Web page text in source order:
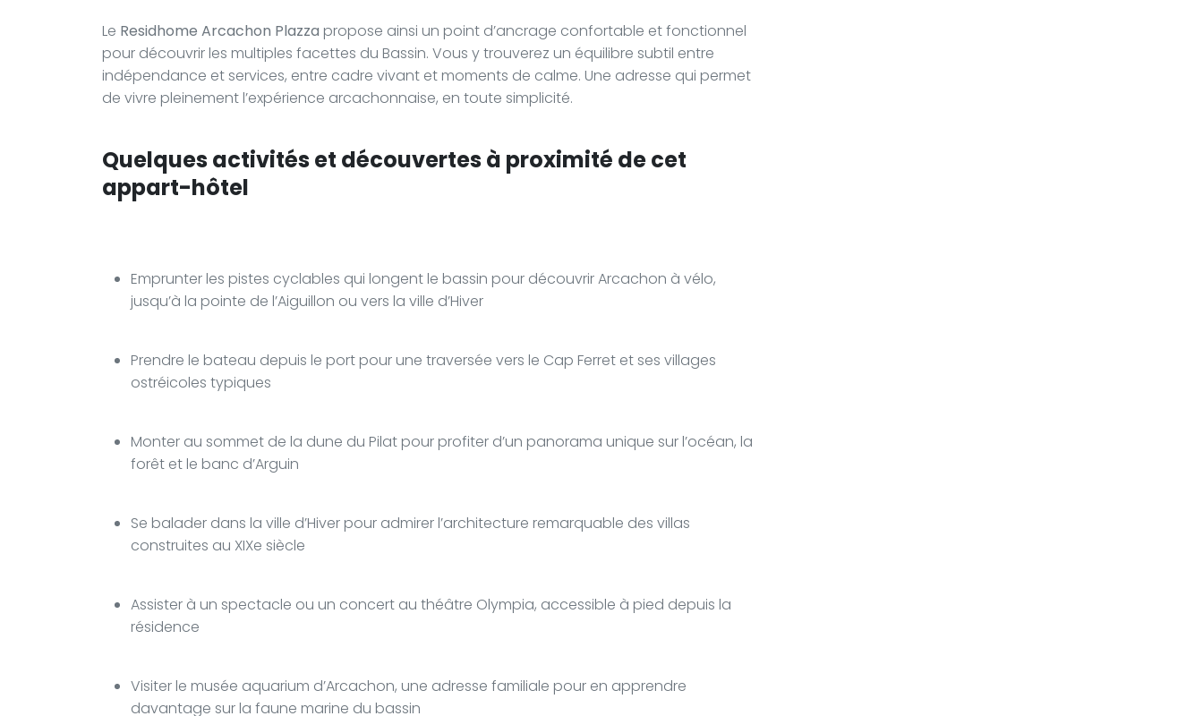
Le Residhome Arcachon Plazza propose ainsi un point d’ancrage confortable et fonctionnel
pour découvrir les multiples facettes du Bassin. Vous y trouverez un équilibre subtil entre
indépendance et services, entre cadre vivant et moments de calme. Une adresse qui permet
de vivre pleinement l’expérience arcachonnaise, en toute simplicité.
Quelques activités et découvertes à proximité de cet
appart-hôtel
Emprunter les pistes cyclables qui longent le bassin pour découvrir Arcachon à vélo,
jusqu’à la pointe de l’Aiguillon ou vers la ville d’Hiver
Prendre le bateau depuis le port pour une traversée vers le Cap Ferret et ses villages
ostréicoles typiques
Monter au sommet de la dune du Pilat pour profiter d’un panorama unique sur l’océan, la
forêt et le banc d’Arguin
Se balader dans la ville d’Hiver pour admirer l’architecture remarquable des villas
construites au XIXe siècle
Assister à un spectacle ou un concert au théâtre Olympia, accessible à pied depuis la
résidence
Visiter le musée aquarium d’Arcachon, une adresse familiale pour en apprendre
davantage sur la faune marine du bassin